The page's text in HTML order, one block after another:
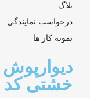
بلاگ
درخواست نمایندگی
نمونه کار ها
خشتی کد CB020